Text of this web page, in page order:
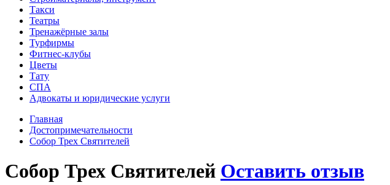
Такси
Театры
Тренажёрные залы
Турфирмы
Фитнес-клубы
Цветы
Тату
СПА
Адвокаты и юридические услуги
Главная
Достопримечательности
Собор Трех Святителей
Собор Трех Святителей Оставить отзыв